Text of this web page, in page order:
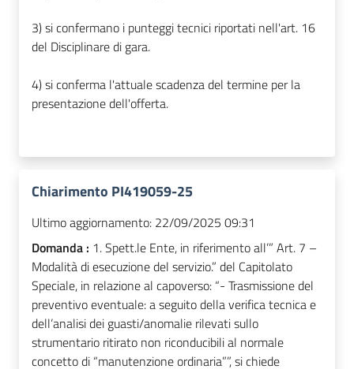
3) si confermano i punteggi tecnici riportati nell'art. 16
del Disciplinare di gara.
4) si conferma l'attuale scadenza del termine per la
presentazione dell'offerta.
Chiarimento PI419059-25
Ultimo aggiornamento: 22/09/2025 09:31
Domanda : 1. Spett.le Ente, in riferimento all’” Art. 7 –
Modalità di esecuzione del servizio.” del Capitolato
Speciale, in relazione al capoverso: “- Trasmissione del
preventivo eventuale: a seguito della verifica tecnica e
dell’analisi dei guasti/anomalie rilevati sullo
strumentario ritirato non riconducibili al normale
concetto di “manutenzione ordinaria””, si chiede